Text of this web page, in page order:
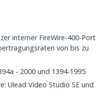
interner FireWire-400-Port
von bis zu
- 2000 und 1394-1995
Ulead Video Studio SE und